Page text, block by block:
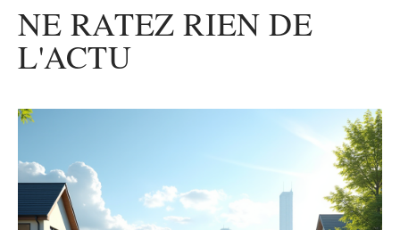
NE RATEZ RIEN DE
L'ACTU